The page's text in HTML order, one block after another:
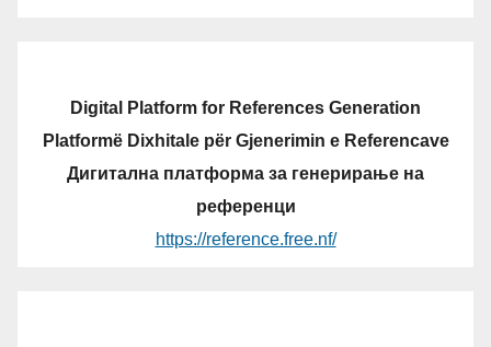
Digital Platform for References Generation
Platformë Dixhitale për Gjenerimin e Referencave
Дигитална платформа за генерирање на
референци
https://reference.free.nf/